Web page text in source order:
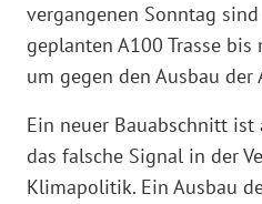
vergangenen Sonntag
geplanten A100 Trasse bis
um gegen den Ausbau
Ein neuer Bauabschnitt
das falsche Signal in der
Klimapolitik. Ein Ausbau